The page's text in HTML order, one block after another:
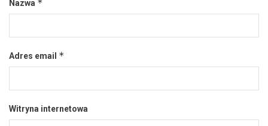
Nazwa *
Adres email *
Witryna internetowa